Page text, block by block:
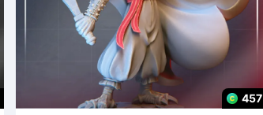
457